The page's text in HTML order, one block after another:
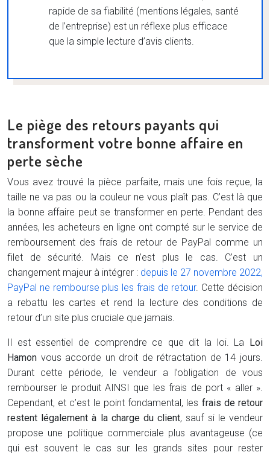
rapide de sa fiabilité (mentions légales, santé
de l’entreprise) est un réflexe plus efficace
que la simple lecture d’avis clients.
Le piège des retours payants qui
transforment votre bonne affaire en
perte sèche
Vous avez trouvé la pièce parfaite, mais une fois reçue, la
taille ne va pas ou la couleur ne vous plaît pas. C’est là que
la bonne affaire peut se transformer en perte. Pendant des
années, les acheteurs en ligne ont compté sur le service de
remboursement des frais de retour de PayPal comme un
filet de sécurité. Mais ce n’est plus le cas. C’est un
changement majeur à intégrer : depuis le 27 novembre 2022,
PayPal ne rembourse plus les frais de retour. Cette décision
a rebattu les cartes et rend la lecture des conditions de
retour d’un site plus cruciale que jamais.
Il est essentiel de comprendre ce que dit la loi. La
Loi
Hamon vous accorde un droit de rétractation de 14 jours.
Durant cette période, le vendeur a l’obligation de vous
rembourser le produit AINSI que les frais de port « aller ».
Cependant, et c’est le point fondamental, les frais de retour
restent légalement à la charge du client, sauf si le vendeur
propose une politique commerciale plus avantageuse (ce
qui est souvent le cas sur les grands sites pour rester